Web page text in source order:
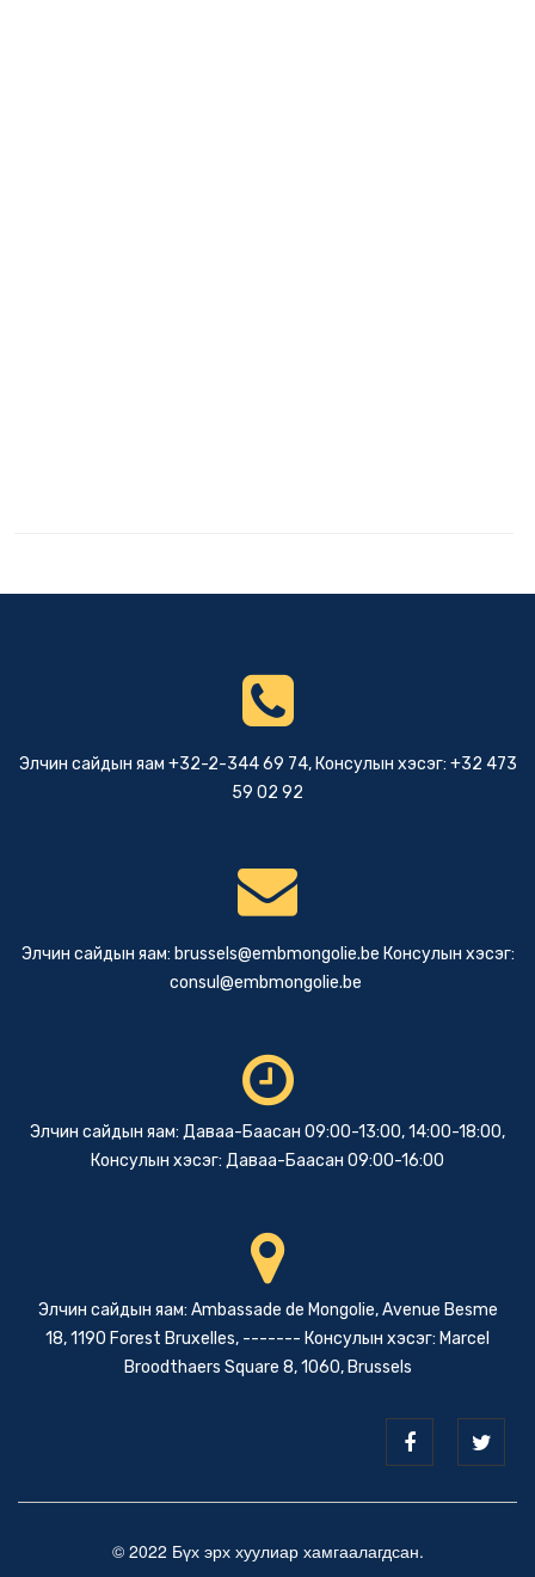
Элчин сайдын яам +32-2-344 69 74, Консулын хэсэг: +32 473
59 02 92
Элчин сайдын яам: brussels@embmongolie.be Консулын хэсэг:
consul@embmongolie.be
Элчин сайдын яам: Даваа-Баасан 09:00-13:00, 14:00-18:00,
Консулын хэсэг: Даваа-Баасан 09:00-16:00
Элчин сайдын яам: Ambassade de Mongolie, Avenue Besme
18, 1190 Forest Bruxelles, ------- Консулын хэсэг: Marcel
Broodthaers Square 8, 1060, Brussels
© 2022 Бүх эрх хуулиар хамгаалагдсан.